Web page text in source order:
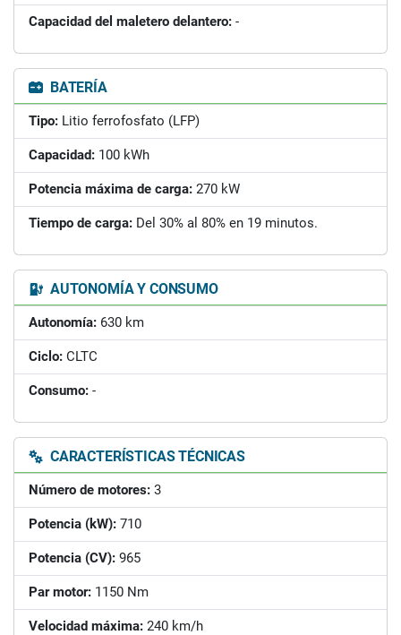
Capacidad del maletero delantero: -
BATERÍA
Tipo: Litio ferrofosfato (LFP)
Capacidad: 100 kWh
Potencia máxima de carga: 270 kW
Tiempo de carga: Del 30% al 80% en 19 minutos.
AUTONOMÍA Y CONSUMO
Autonomía: 630 km
Ciclo: CLTC
Consumo: -
CARACTERÍSTICAS TÉCNICAS
Número de motores: 3
Potencia (kW): 710
Potencia (CV): 965
Par motor: 1150 Nm
Velocidad máxima: 240 km/h